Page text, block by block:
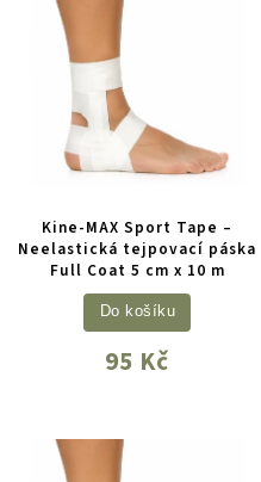
Kine-MAX Sport Tape –
Neelastická tejpovací páska
Full Coat 5 cm x 10 m
95 Kč
Do košíku